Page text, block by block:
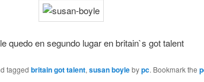
quedo en segundo lugar en britain`s got talent
taggedbritain got talent,susan boylebypc. Bookmark the